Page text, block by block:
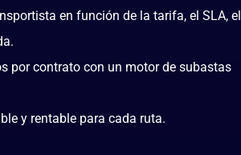
en función de la tarifa, el SLA, el
por contrato con un motor de subastas
y rentable para cada ruta.